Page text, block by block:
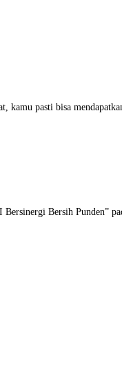
kamu pasti bisa
Bersih Punden”